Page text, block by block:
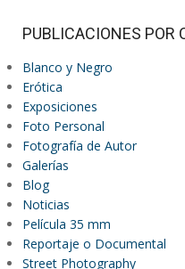
PUBLICACIONES POR
Blanco y Negro
Erótica
Exposiciones
Foto Personal
Fotografía de Autor
Galerías
Blog
Noticias
Película 35 mm
Reportaje o Documental
Street Photography